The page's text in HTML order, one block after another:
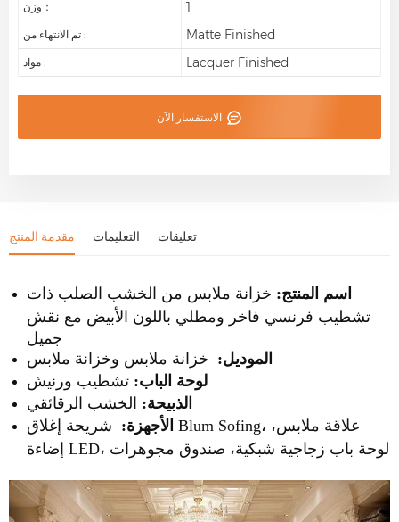
وزن： 1
تم الانتهاء من : Matte Finished
مواد : Lacquer Finished
الاستفسار الآن
مقدمة المنتج التعليمات تعليقات
اسم المنتج: خزانة ملابس من الخشب الصلب ذات
تشطيب فرنسي فاخر ومطلي باللون الأبيض مع نقش
جميل
الموديل: خزانة ملابس وخزانة ملابس
لوحة الباب: تشطيب ورنيش
الذبيحة: الخشب الرقائقي
الأجهزة: شريحة إغلاق Blum Sofing، علاقة ملابس،
إضاءة LED، لوحة باب زجاجية شبكية، صندوق مجوهرات